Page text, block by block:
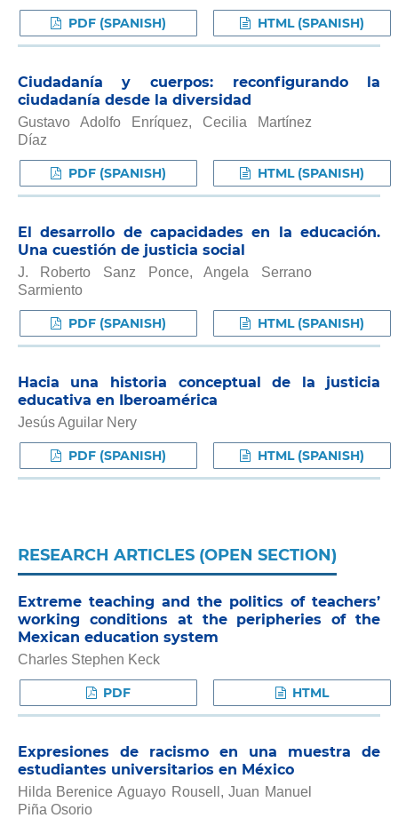
PDF (SPANISH) HTML (SPANISH)
Ciudadanía y cuerpos: reconfigurando la
ciudadanía desde la diversidad
Gustavo Adolfo Enríquez, Cecilia Martínez
Díaz
PDF (SPANISH) HTML (SPANISH)
El desarrollo de capacidades en la educación.
Una cuestión de justicia social
J. Roberto Sanz Ponce, Angela Serrano
Sarmiento
PDF (SPANISH) HTML (SPANISH)
Hacia una historia conceptual de la justicia
educativa en Iberoamérica
Jesús Aguilar Nery
PDF (SPANISH) HTML (SPANISH)
RESEARCH ARTICLES (OPEN SECTION)
Extreme teaching and the politics of teachers’
working conditions at the peripheries of the
Mexican education system
Charles Stephen Keck
PDF HTML
Expresiones de racismo en una muestra de
estudiantes universitarios en México
Hilda Berenice Aguayo Rousell, Juan Manuel
Piña Osorio